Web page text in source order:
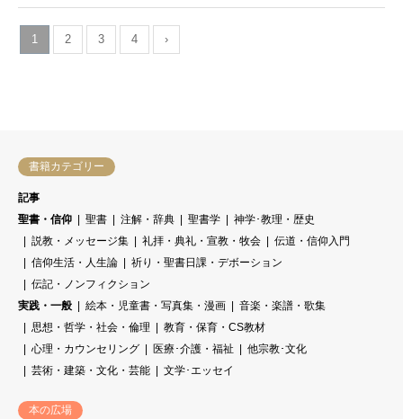
1 2 3 4 ›
書籍カテゴリー
記事
聖書・信仰
聖書 注解・辞典 聖書学
神学･教理・歴史
説教・メッセージ集
礼拝・典礼・宣教・牧会
伝道・信仰入門
信仰生活・人生論
祈り・聖書日課・デボーション
伝記・ノンフィクション
実践・一般
絵本・児童書・写真集・漫画
音楽・楽譜・歌集
思想・哲学・社会・倫理
教育・保育・CS教材
心理・カウンセリング
医療･介護・福祉
他宗教･文化
芸術・建築・文化・芸能
文学･エッセイ
本の広場